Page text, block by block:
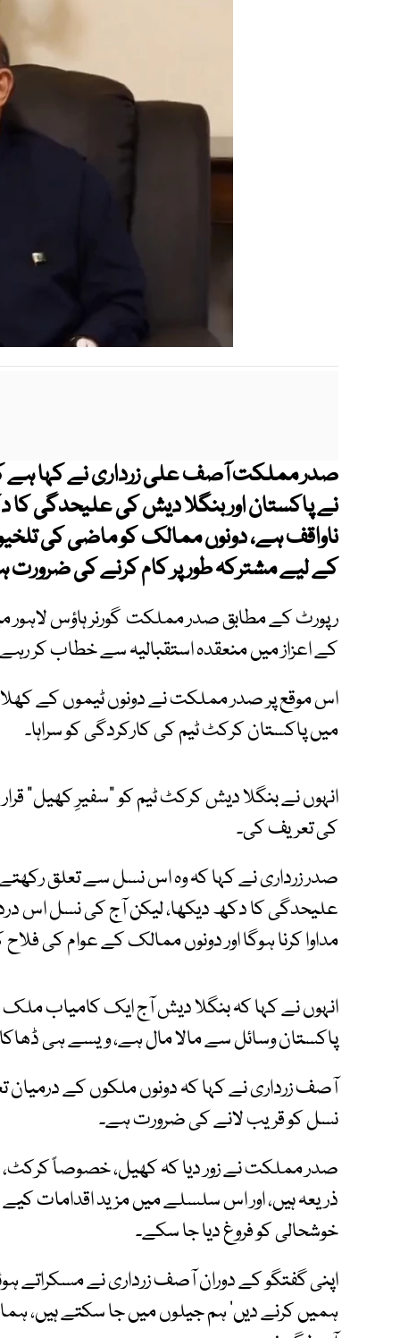
صدر مملکت آصف علی زرداری نے کہا ہے
نے پاکستان اور بنگلا دیش کی علیحدگی
ناواقف ہے، دونوں ممالک کو ماضی کی
کے لیے مشترکہ طور پر کام کرنے کی ضرورت
رپورٹ کے مطابق صدر مملکت گورنر ہاؤس لاہور
کے اعزاز میں منعقدہ استقبالیہ سے خطاب کر
اس موقع پر صدر مملکت نے دونوں ٹیموں کے
میں پاکستان کرکٹ ٹیم کی کارکردگی کو سراہا۔
انہوں نے بنگلا دیش کرکٹ ٹیم کو "سفیرِ کھیل"
کی تعریف کی۔
صدر زرداری نے کہا کہ وہ اس نسل سے تعلق
علیحدگی کا دکھ دیکھا، لیکن آج کی نسل اس
مداوا کرنا ہوگا اور دونوں ممالک کے عوام کی
انہوں نے کہا کہ بنگلا دیش آج ایک کامیاب ملک
پاکستان وسائل سے مالا مال ہے، ویسے ہی ڈھاکا
آصف زرداری نے کہا کہ دونوں ملکوں کے درمیان
نسل کو قریب لانے کی ضرورت ہے۔
صدر مملکت نے زور دیا کہ کھیل، خصوصاً کرکٹ،
ذریعہ ہیں، اور اس سلسلے میں مزید اقدامات
خوشحالی کو فروغ دیا جا سکے۔
اپنی گفتگو کے دوران آصف زرداری نے مسکراتے